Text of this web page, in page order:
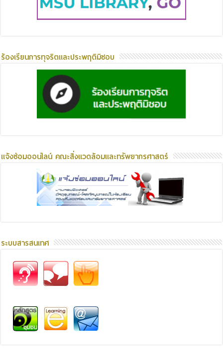
ร้องเรียนการทุจริตและประพฤติมิชอบ
แจ้งซ่อมออนไลน์ คณะสิ่งแวดล้อมและทรัพยากรศาสตร์
ระบบสารสนเทศ